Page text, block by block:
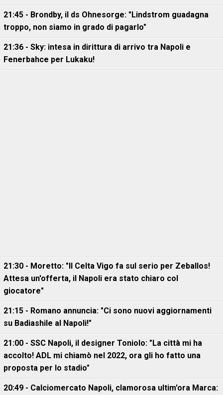
21:45 - Brondby, il ds Ohnesorge: "Lindstrom guadagna
troppo, non siamo in grado di pagarlo"
21:36 - Sky: intesa in dirittura di arrivo tra Napoli e
Fenerbahce per Lukaku!
21:30 - Moretto: "Il Celta Vigo fa sul serio per Zeballos!
Attesa un'offerta, il Napoli era stato chiaro col
giocatore"
21:15 - Romano annuncia: "Ci sono nuovi aggiornamenti
su Badiashile al Napoli!"
21:00 - SSC Napoli, il designer Toniolo: "La città mi ha
accolto! ADL mi chiamò nel 2022, ora gli ho fatto una
proposta per lo stadio"
20:49 - Calciomercato Napoli, clamorosa ultim'ora Marca: